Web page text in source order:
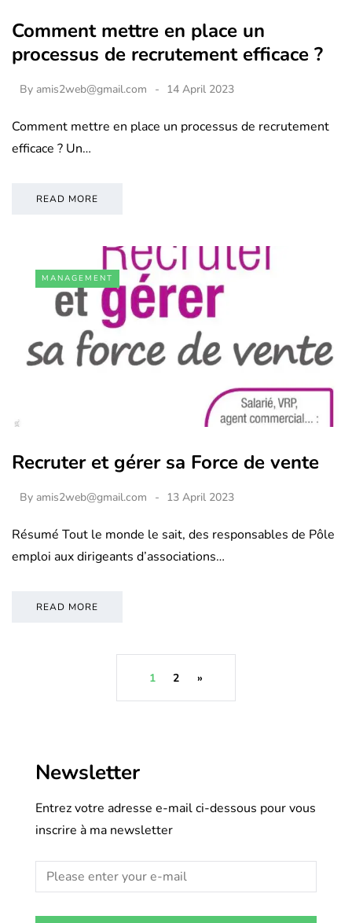
Comment mettre en place un
processus de recrutement efficace ?
By amis2web@gmail.com 14 April 2023
Comment mettre en place un processus de recrutement
efficace ? Un…
READ MORE
MANAGEMENT
Recruter et gérer sa Force de vente
By amis2web@gmail.com 13 April 2023
Résumé Tout le monde le sait, des responsables de Pôle
emploi aux dirigeants d’associations…
READ MORE
1 2 »
Newsletter
Entrez votre adresse e-mail ci-dessous pour vous
inscrire à ma newsletter